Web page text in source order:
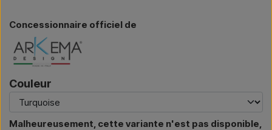
Concessionnaire officiel de
Couleur
Malheureusement, cette variante n'est pas disponible,